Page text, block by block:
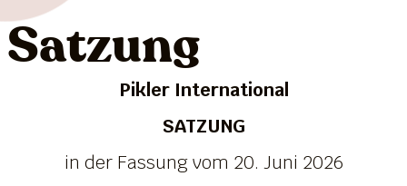
Satzung
Pikler International
SATZUNG
in der Fassung vom 20. Juni 2026